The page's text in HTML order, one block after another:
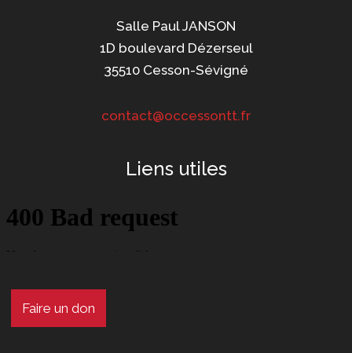
Salle Paul JANSON
1D boulevard Dézerseul
35510 Cesson-Sévigné
contact@occessontt.fr
Liens utiles
Faire un don